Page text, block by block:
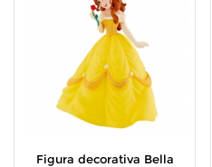
Figura decorativa Bella